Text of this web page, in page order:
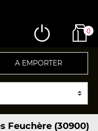
0
A EMPORTER
Feuchère (30900)